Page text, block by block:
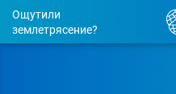
Ощутили
землетрясение?